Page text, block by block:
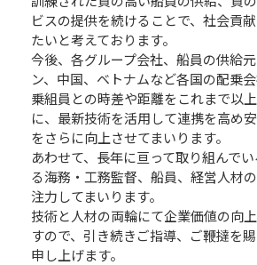
ビスの提供を続けることで、社会貢
たいと考えております。
今後、各グループ会社、船員の供給
ン、中国、ベトナムなど各国の配乗
乗組員との時差や距離をこれまで以
に、最新技術を活用して連携を高め
をさらに向上させてまいります。
あわせて、長年に亘って取り組んで
る海務・工務監督、船員、経営人材
注力してまいります。
技術と人材の両輪にて企業価値の向
すので、引き続きご指導、ご鞭撻を
申し上げます。